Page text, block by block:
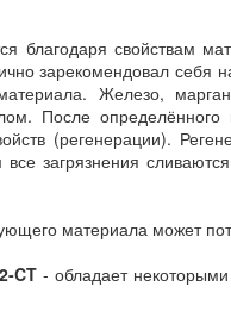
благодаря свойствам
зарекомендовал себя
Железо,
После
(регенерации).
загрязнения
материала может
CT - обладает